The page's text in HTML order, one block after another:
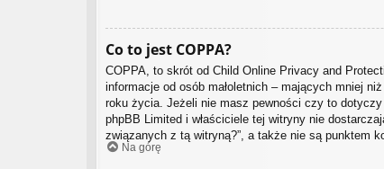
Co to jest COPPA?
COPPA, to skrót od Child Online Privacy and
informacje od osób małoletnich – mających mniej
roku życia. Jeżeli nie masz pewności czy to
phpBB Limited i właściciele tej witryny nie
związanych z tą witryną?”, a także nie są punktem
Na górę